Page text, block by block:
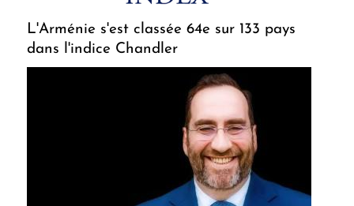
L'Arménie s'est classée 64e sur 133 pays
dans l'indice Chandler